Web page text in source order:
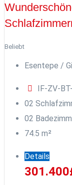
Beliebt
Esentepe /
IF-ZV-
02
02
74.5 m²
Details
301.400